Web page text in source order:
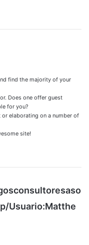
find the majority of your
Does one offer guest
for you?
or elaborating on a number of
site!
Usuario:Matthe